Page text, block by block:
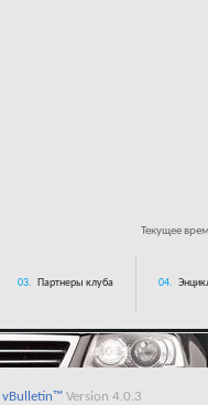
Текущее
03. Партнеры клуба 04.
vBulletin™ Version 4.0.3